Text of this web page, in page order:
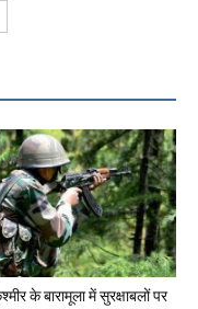
के बारामूला में सुरक्षाबलों पर